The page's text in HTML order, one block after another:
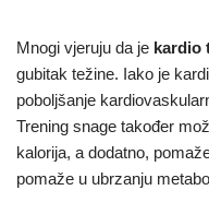
Mnogi vjeruju da je kardio
gubitak težine. Iako je
poboljšanje
Trening snage također
kalorija, a dodatno,
pomaže u ubrzanju